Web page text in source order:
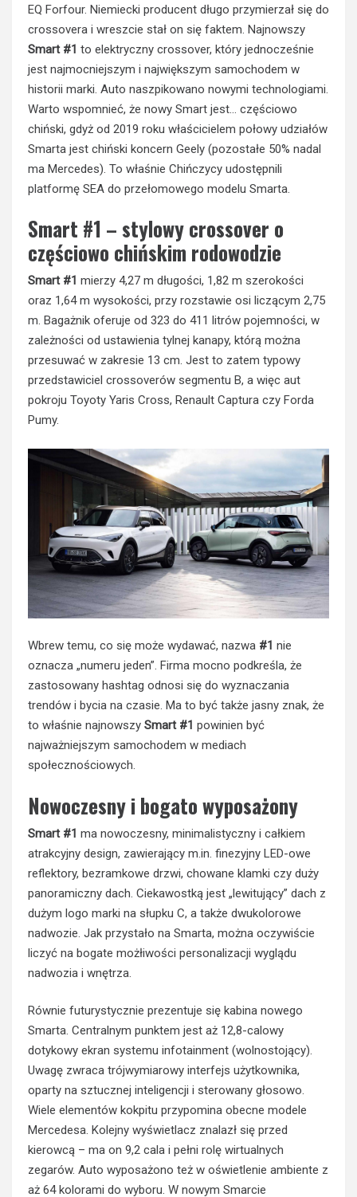
EQ Forfour. Niemiecki producent długo przymierzał się do
crossovera i wreszcie stał on się faktem. Najnowszy
Smart #1 to elektryczny crossover, który jednocześnie
jest najmocniejszym i największym samochodem w
historii marki. Auto naszpikowano nowymi technologiami.
Warto wspomnieć, że nowy Smart jest… częściowo
chiński, gdyż od 2019 roku właścicielem połowy udziałów
Smarta jest chiński koncern Geely (pozostałe 50% nadal
ma Mercedes). To właśnie Chińczycy udostępnili
platformę SEA do przełomowego modelu Smarta.
Smart #1 – stylowy crossover o
częściowo chińskim rodowodzie
Smart #1 mierzy 4,27 m długości, 1,82 m szerokości
oraz 1,64 m wysokości, przy rozstawie osi liczącym 2,75
m. Bagażnik oferuje od 323 do 411 litrów pojemności, w
zależności od ustawienia tylnej kanapy, którą można
przesuwać w zakresie 13 cm. Jest to zatem typowy
przedstawiciel crossoverów segmentu B, a więc aut
pokroju Toyoty Yaris Cross, Renault Captura czy Forda
Pumy.
Wbrew temu, co się może wydawać, nazwa #1 nie
oznacza „numeru jeden”. Firma mocno podkreśla, że
zastosowany hashtag odnosi się do wyznaczania
trendów i bycia na czasie. Ma to być także jasny znak, że
to właśnie najnowszy Smart #1 powinien być
najważniejszym samochodem w mediach
społecznościowych.
Nowoczesny i bogato wyposażony
Smart #1 ma nowoczesny, minimalistyczny i całkiem
atrakcyjny design, zawierający m.in. finezyjny LED-owe
reflektory, bezramkowe drzwi, chowane klamki czy duży
panoramiczny dach. Ciekawostką jest „lewitujący” dach z
dużym logo marki na słupku C, a także dwukolorowe
nadwozie. Jak przystało na Smarta, można oczywiście
liczyć na bogate możłiwości personalizacji wyglądu
nadwozia i wnętrza.
Równie futurystycznie prezentuje się kabina nowego
Smarta. Centralnym punktem jest aż 12,8-calowy
dotykowy ekran systemu infotainment (wolnostojący).
Uwagę zwraca trójwymiarowy interfejs użytkownika,
oparty na sztucznej inteligencji i sterowany głosowo.
Wiele elementów kokpitu przypomina obecne modele
Mercedesa. Kolejny wyświetlacz znalazł się przed
kierowcą – ma on 9,2 cala i pełni rolę wirtualnych
zegarów. Auto wyposażono też w oświetlenie ambiente z
aż 64 kolorami do wyboru. W nowym Smarcie